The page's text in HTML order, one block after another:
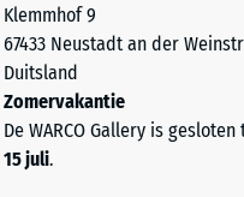
Klemmhof 9
67433 Neustadt an der
Duitsland
Zomervakantie
De WARCO Gallery is
15 juli.